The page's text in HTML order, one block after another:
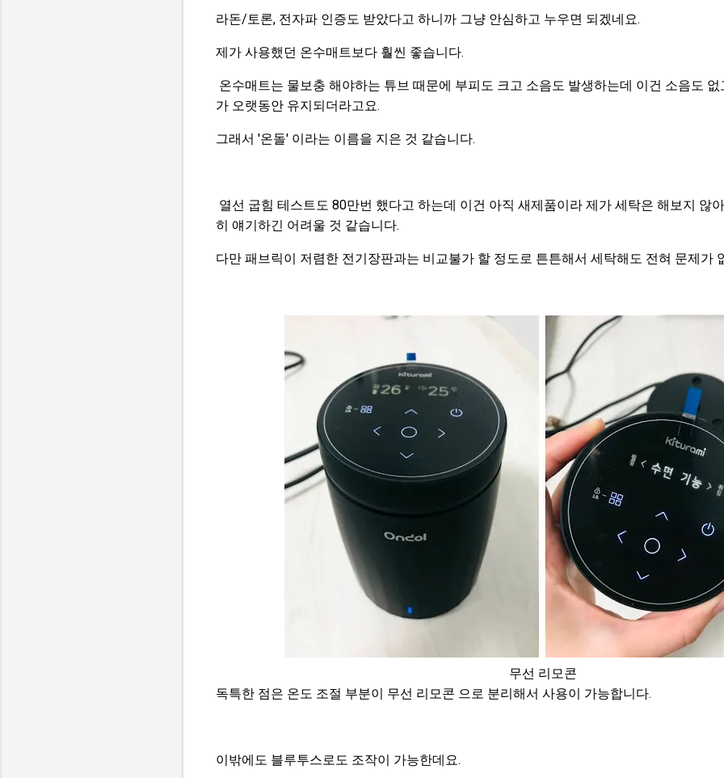
라돈/토론, 전자파 인증도 받았다고 하니까 그냥 안심하고 누우면 되겠네요.
제가 사용했던 온수매트보다 훨씬 좋습니다.
온수매트는 물보충 해야하는 튜브 때문에 부피도 크고 소음도 발생하는데 이건 소음도
가 오랫동안 유지되더라고요.
그래서 '온돌' 이라는 이름을 지은 것 같습니다.
열선 굽힘 테스트도 80만번 했다고 하는데 이건 아직 새제품이라 제가 세탁은 해보지 않
히 얘기하긴 어려울 것 같습니다.
다만 패브릭이 저렴한 전기장판과는 비교불가 할 정도로 튼튼해서 세탁해도 전혀 문제가
무선 리모콘
독특한 점은 온도 조절 부분이 무선 리모콘 으로 분리해서 사용이 가능합니다.
이밖에도 블루투스로도 조작이 가능한데요.